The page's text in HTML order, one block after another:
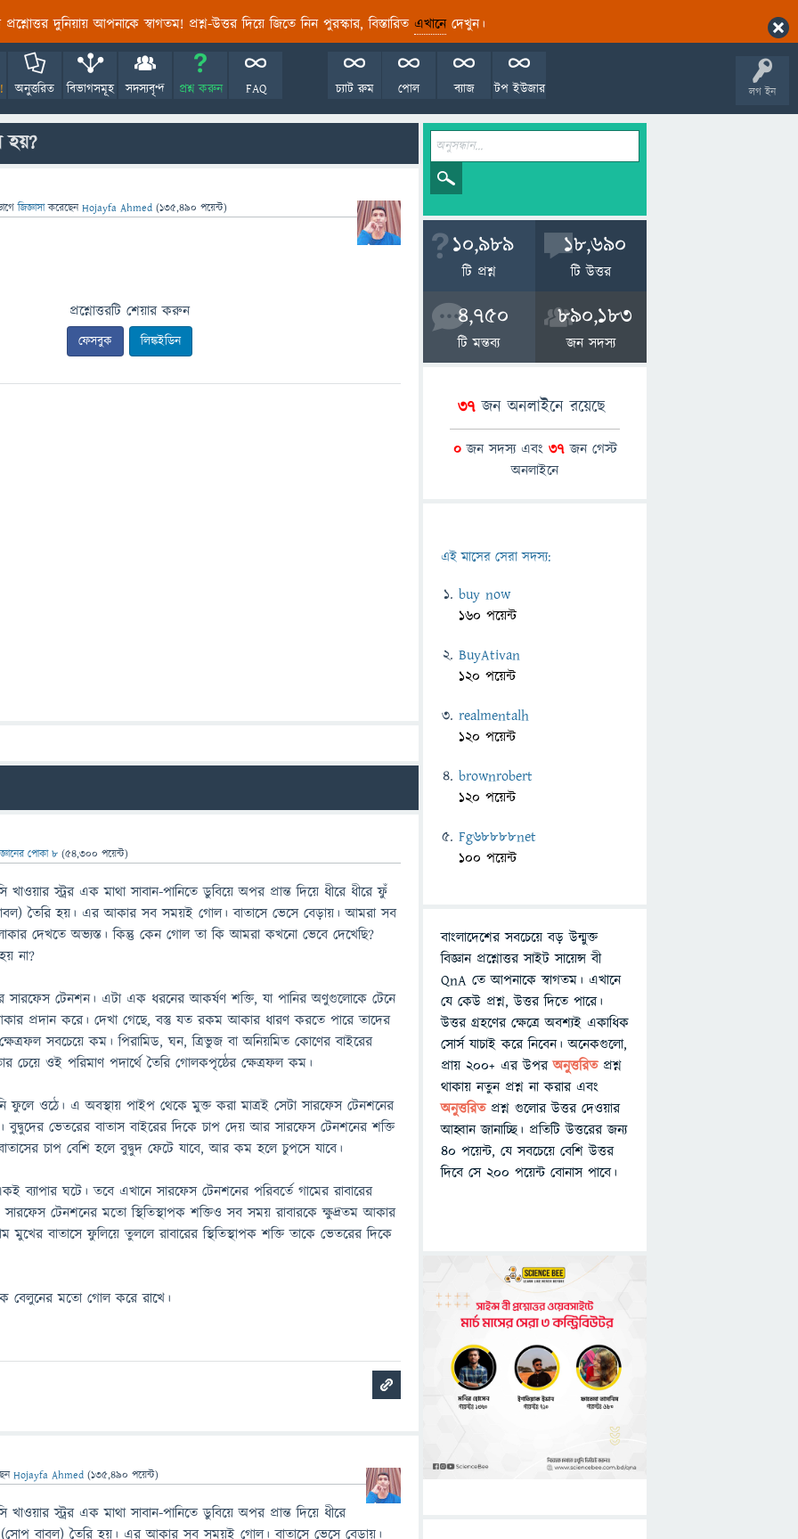
প্রশ্নোত্তর দুনিয়ায় আপনাকে স্বাগতম! প্রশ্ন-উত্তর দিয়ে জিতে নিন পুরস্কার, বিস্তারিত এখানেদেখুন।
লগ ইন
অনুত্তরিত বিভাগসমূহ সদস্যবৃন্দ প্রশ্ন করুন FAQ টপ ইউজার
ব্যাজ
পোল
চ্যাট রুম
হয়?
জিজ্ঞাসাকরেছেনHojayfa Ahmed (135,490 পয়েন্ট)
প্রশ্নোত্তরটি শেয়ার করুন
ফেসবুক লিঙ্কইডিন
পোকা ৮ (54,300 পয়েন্ট)
স্ট্রর এক মাথা সাবান-পানিতে ডুবিয়ে অপর প্রান্ত দিয়ে ধীরে ধীরে ফুঁ
তৈরি হয়। এর আকার সব সময়ই গোল। বাতাসে ভেসে বেড়ায়। আমরা সব
দেখতে অভ্যস্ত। কিন্তু কেন গোল তা কি আমরা কখনো ভেবে দেখেছি?
না?
সারফেস টেনশন। এটা এক ধরনের আকর্ষণ শক্তি, যা পানির অণুগুলোকে টেনে
প্রদান করে। দেখা গেছে, বস্তু যত রকম আকার ধারণ করতে পারে তাদের
সবচেয়ে কম। পিরামিড, ঘন, ত্রিভুজ বা অনিয়মিত কোণের বাইরের
চেয়ে ওই পরিমাণ পদার্থে তৈরি গোলকপৃষ্ঠের ক্ষেত্রফল কম।
ফুলে ওঠে। এ অবস্থায় পাইপ থেকে মুক্ত করা মাত্রই সেটা সারফেস টেনশনের
বুদ্বুদের ভেতরের বাতাস বাইরের দিকে চাপ দেয় আর সারফেস টেনশনের শক্তি
চাপ বেশি হলে বুদ্বুদ ফেটে যাবে, আর কম হলে চুপসে যাবে।
ব্যাপার ঘটে। তবে এখানে সারফেস টেনশনের পরিবর্তে গামের রাবারের
সারফেস টেনশনের মতো স্থিতিস্থাপক শক্তিও সব সময় রাবারকে ক্ষুদ্রতম আকার
মুখের বাতাসে ফুলিয়ে তুললে রাবারের স্থিতিস্থাপক শক্তি তাকে ভেতরের দিকে
বেলুনের মতো গোল করে রাখে।
Hojayfa Ahmed (135,490 পয়েন্ট)
স্ট্রর এক মাথা সাবান-পানিতে ডুবিয়ে অপর প্রান্ত দিয়ে ধীরে
(সোপ বাবল) তৈরি হয়। এর আকার সব সময়ই গোল। বাতাসে ভেসে বেড়ায়।
10,989
টি প্রশ্ন
18,690
টি উত্তর
4,750
টি মন্তব্য
890,183
জন সদস্য
37জন অনলাইনে রয়েছে
0জন সদস্য এবং 37জন গেস্ট
অনলাইনে
এই মাসের সেরা সদস্য:
buy now
160 পয়েন্ট
BuyAtivan
120 পয়েন্ট
realmentalh
120 পয়েন্ট
brownrobert
120 পয়েন্ট
Fg68888net
100 পয়েন্ট
বাংলাদেশের সবচেয়ে বড় উন্মুক্ত
বিজ্ঞান প্রশ্নোত্তর সাইট সায়েন্স বী
QnA তে আপনাকে স্বাগতম। এখানে
যে কেউ প্রশ্ন, উত্তর দিতে পারে।
উত্তর গ্রহণের ক্ষেত্রে অবশ্যই একাধিক
সোর্স যাচাই করে নিবেন। অনেকগুলো,
প্রায় ২০০+ এর উপরঅনুত্তরিতপ্রশ্ন
থাকায় নতুন প্রশ্ন না করার এবং
অনুত্তরিত প্রশ্ন গুলোর উত্তর দেওয়ার
আহ্বান জানাচ্ছি। প্রতিটি উত্তরের জন্য
৪০ পয়েন্ট, যে সবচেয়ে বেশি উত্তর
দিবে সে ২০০ পয়েন্ট বোনাস পাবে।